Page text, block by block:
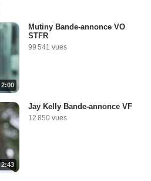
2:00
Mutiny Bande-annonce VO
STFR
99 541 vues
2:43
Jay Kelly Bande-annonce VF
12 850 vues